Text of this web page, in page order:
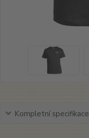
Kompletní specifikace